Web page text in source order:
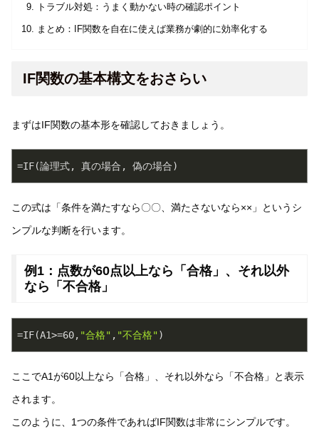
トラブル対処：うまく動かない時の確認ポイント
まとめ：IF関数を自在に使えば業務が劇的に効率化する
IF関数の基本構文をおさらい
まずはIF関数の基本形を確認しておきましょう。
この式は「条件を満たすなら〇〇、満たさないなら××」というシ
ンプルな判断を行います。
例1：点数が60点以上なら「合格」、それ以外
なら「不合格」
=IF(A1>=60, "合格" , "不合格"
ここでA1が60以上なら「合格」、それ以外なら「不合格」と表示
されます。
このように、1つの条件であればIF関数は非常にシンプルです。